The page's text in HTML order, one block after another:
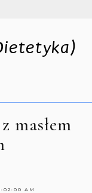
masłem
AM